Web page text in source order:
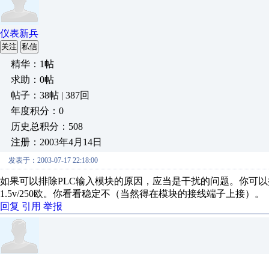
仪表新兵
关注 私信
精华：1帖
求助：0帖
帖子：38帖 | 387回
年度积分：0
历史总积分：508
注册：2003年4月14日
发表于：2003-07-17 22:18:00
如果可以排除PLC输入模块的原因，应当是干扰的问题。你可
1.5v/250欧。你看看稳定不（当然得在模块的接线端子上接）。
回复 引用 举报